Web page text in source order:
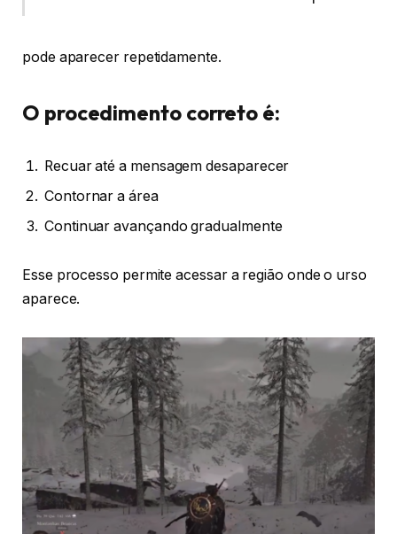
pode aparecer repetidamente.
O procedimento correto é:
Recuar até a mensagem desaparecer
Contornar a área
Continuar avançando gradualmente
Esse processo permite acessar a região onde o urso
aparece.